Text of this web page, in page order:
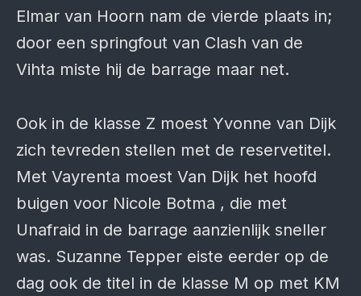
Elmar van Hoorn nam de vierde plaats in;
door een springfout van Clash van de
Vihta miste hij de barrage maar net.
Ook in de klasse Z moest Yvonne van Dijk
zich tevreden stellen met de reservetitel.
Met Vayrenta moest Van Dijk het hoofd
buigen voor Nicole Botma , die met
Unafraid in de barrage aanzienlijk sneller
was. Suzanne Tepper eiste eerder op de
dag ook de titel in de klasse M op met KM